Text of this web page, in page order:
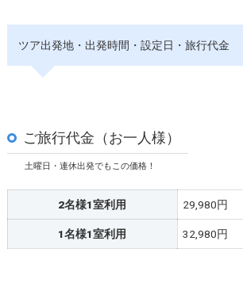
ツア出発地・出発時間・設定日・旅行代金
ご旅行代金（お一人様）
土曜日・連休出発でもこの価格！
2名様1室利用 29,980円
1名様1室利用 32,980円